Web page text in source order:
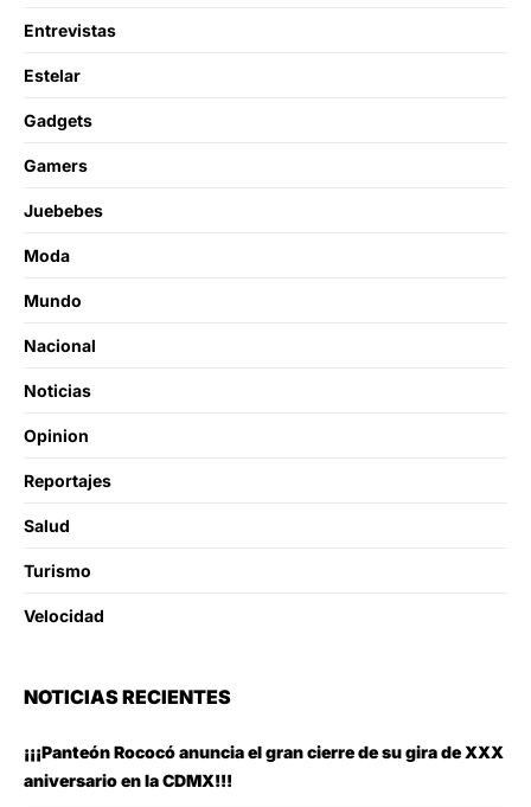
Entrevistas
Estelar
Gadgets
Gamers
Juebebes
Moda
Mundo
Nacional
Noticias
Opinion
Reportajes
Salud
Turismo
Velocidad
NOTICIAS RECIENTES
¡¡¡Panteón Rococó anuncia el gran cierre de su gira de XXX
aniversario en la CDMX!!!